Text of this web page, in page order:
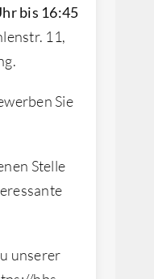
bis 16:45
11,
Sie
Stelle
unserer